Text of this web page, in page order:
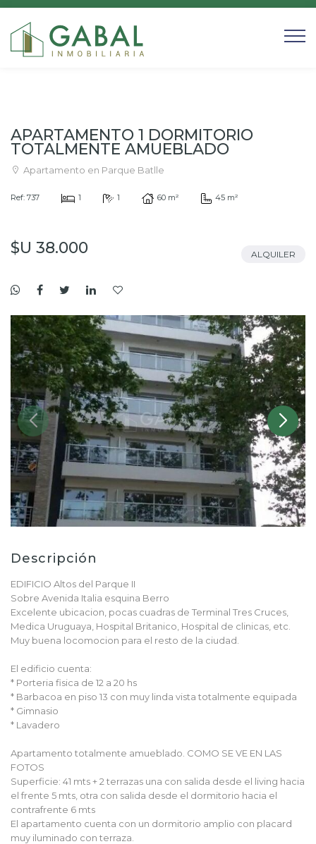
APARTAMENTO 1 DORMITORIO
TOTALMENTE AMUEBLADO
Apartamento en Parque Batlle
Ref: 737 1 1 60 m² 45 m²
$U 38.000 ALQUILER
Descripción
EDIFICIO Altos del Parque II
Sobre Avenida Italia esquina Berro
Excelente ubicacion, pocas cuadras de Terminal Tres Cruces,
Medica Uruguaya, Hospital Britanico, Hospital de clinicas, etc.
Muy buena locomocion para el resto de la ciudad.
El edificio cuenta:
* Porteria fisica de 12 a 20 hs
* Barbacoa en piso 13 con muy linda vista totalmente equipada
* Gimnasio
* Lavadero
Apartamento totalmente amueblado. COMO SE VE EN LAS
FOTOS
Superficie: 41 mts + 2 terrazas una con salida desde el living hacia
el frente 5 mts, otra con salida desde el dormitorio hacia el
contrafrente 6 mts
El apartamento cuenta con un dormitorio amplio con placard
muy iluminado con terraza.